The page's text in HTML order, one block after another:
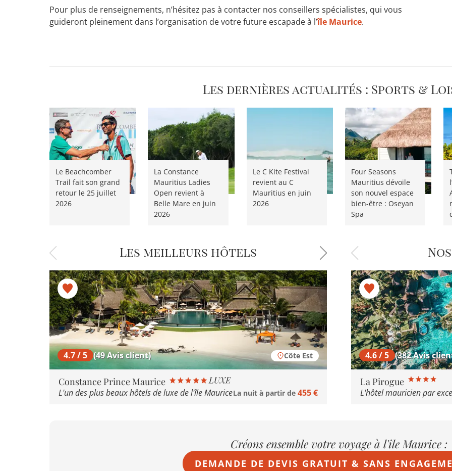
Pour plus de renseignements, n’hésitez pas à contacter nos conseillers spécialistes, qui vous
guideront pleinement dans l’organisation de votre future escapade à l’île Maurice.
Les dernières actualités : Sports &
Le Beachcomber
Trail fait son grand
retour le 25 juillet
2026
La Constance
Mauritius Ladies
Open revient à
Belle Mare en juin
2026
Le C Kite Festival
revient au C
Mauritius en juin
2026
Four Seasons
Mauritius dévoile
son nouvel espace
bien-être : Oseyan
Spa
Les meilleurs hôtels
4.7 / 5 (49 Avis client) Côte Est
Constance Prince Maurice
L'un des plus beaux hôtels de luxe de l'île MauriceLa nuit à partir de 455 €
4.5 / 5 (57 Avis client)
Shangri-La Le
Un fleuron de l'hôtellerie
4.6 / 5 (382 Avis
La Pirogue
Créons ensemble votre voyage à l'île Maurice :
DEMANDE DE DEVIS GRATUIT & SANS